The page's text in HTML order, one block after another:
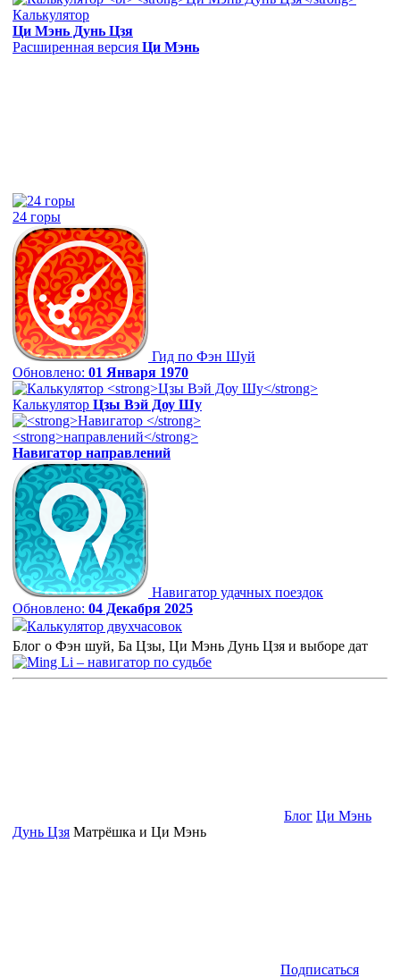
Калькулятор
Ци Мэнь Дунь Цзя
Расширенная версия Ци Мэнь
24 горы
Гид по Фэн Шуй
Обновлено: 01 Января 1970
Калькулятор Цзы Вэй Доу Шу
Навигатор направлений
Навигатор удачных поездок
Обновлено: 04 Декабря 2025
Калькулятор двухчасовок
Блог о Фэн шуй, Ба Цзы, Ци Мэнь Дунь Цзя и выборе дат
Блог Ци Мэнь
Дунь Цзя Матрёшка и Ци Мэнь
Подписаться